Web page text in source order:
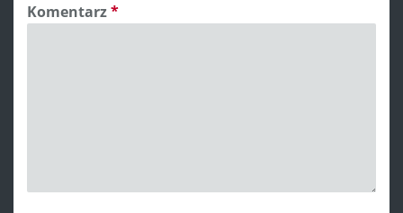
Komentarz*